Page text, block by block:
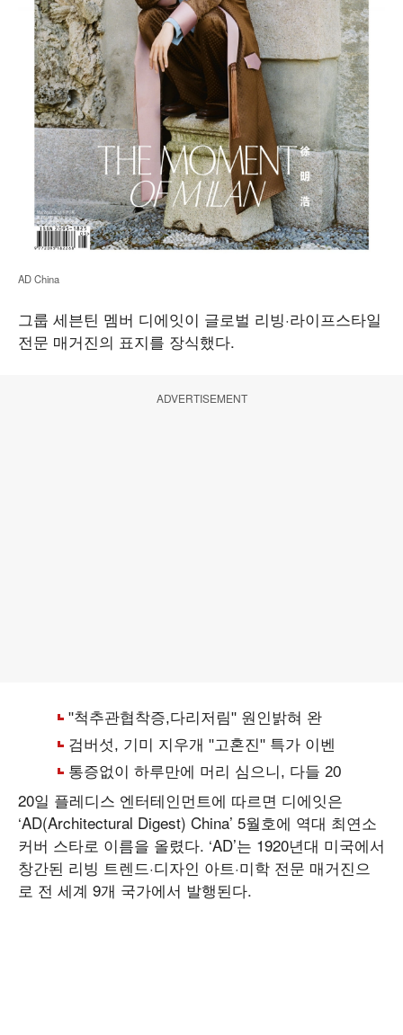
AD China
그룹 세븐틴 멤버 디에잇이 글로벌 리빙·라이프스타일
전문 매거진의 표지를 장식했다.
ADVERTISEMENT
20일 플레디스 엔터테인먼트에 따르면 디에잇은
‘AD(Architectural Digest) China’ 5월호에 역대 최연소
커버 스타로 이름을 올렸다. ‘AD’는 1920년대 미국에서
창간된 리빙 트렌드·디자인 아트·미학 전문 매거진으
로 전 세계 9개 국가에서 발행된다.